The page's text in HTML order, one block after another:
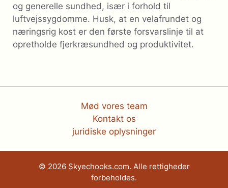
og generelle sundhed, især i forhold til
luftvejssygdomme. Husk, at en velafrundet og
næringsrig kost er den første forsvarslinje til at
opretholde fjerkræsundhed og produktivitet.
Mød vores team
Kontakt os
juridiske oplysninger
© 2026 Skyechooks.com. Alle rettigheder
forbeholdes.